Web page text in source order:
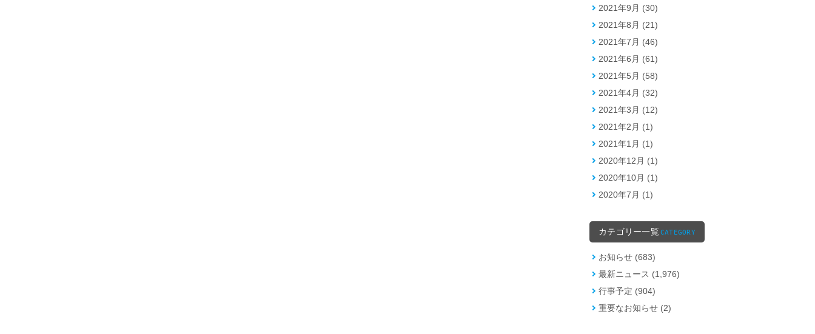
2021年9月 (30)
2021年8月 (21)
2021年7月 (46)
2021年6月 (61)
2021年5月 (58)
2021年4月 (32)
2021年3月 (12)
2021年2月 (1)
2021年1月 (1)
2020年12月 (1)
2020年10月 (1)
2020年7月 (1)
カテゴリー一覧 CATEGORY
お知らせ (683)
最新ニュース (1,976)
行事予定 (904)
重要なお知らせ (2)